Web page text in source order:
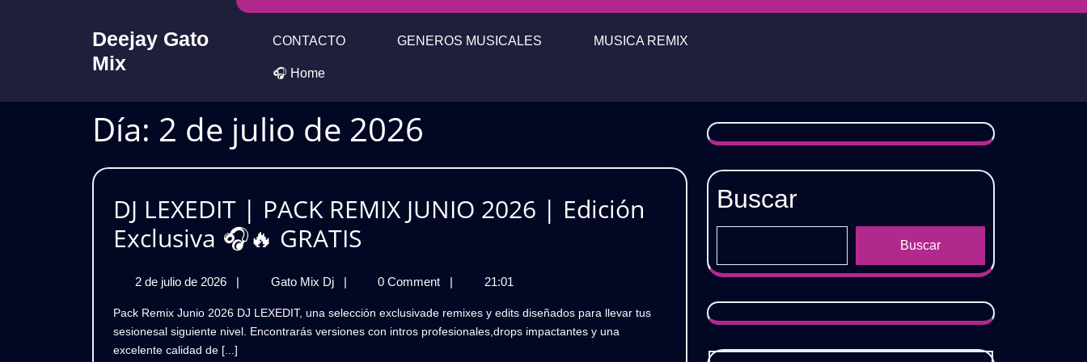
Deejay Gato
Mix
CONTACTO GENEROS MUSICALES MUSICA REMIX
🎧 Home
Día: 2 de julio de 2026
DJ LEXEDIT | PACK REMIX JUNIO 2026 | Edición
Exclusiva 🎧🔥 GRATIS
PACK
2 de julio de 2026
julio
de
2026
| Gato Mix Dj
DJ
|
PACK
| 0 Comment | 21:01
Pack Remix Junio 2026 DJ LEXEDIT, una selección exclusivade remixes y edits diseñados para llevar tus
sesionesal siguiente nivel. Encontrarás versiones con intros profesionales,drops impactantes y una
excelente calidad de [...]
Buscar
Buscar